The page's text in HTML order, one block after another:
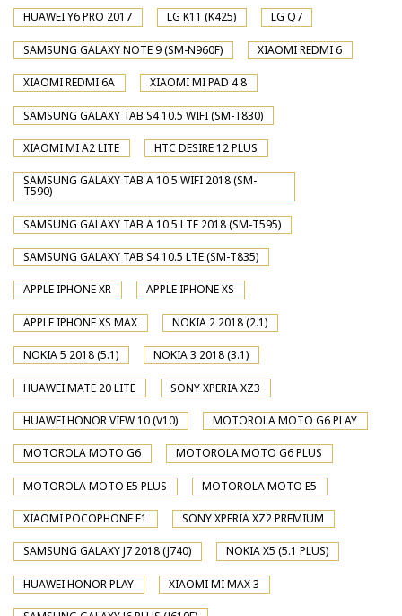
HUAWEI Y6 PRO 2017 LG K11 (K425) LG Q7
SAMSUNG GALAXY NOTE 9 (SM-N960F) XIAOMI REDMI 6
XIAOMI REDMI 6A XIAOMI MI PAD 4 8
SAMSUNG GALAXY TAB S4 10.5 WIFI (SM-T830)
XIAOMI MI A2 LITE HTC DESIRE 12 PLUS
SAMSUNG GALAXY TAB A 10.5 WIFI 2018 (SM-
T590)
SAMSUNG GALAXY TAB A 10.5 LTE 2018 (SM-T595)
SAMSUNG GALAXY TAB S4 10.5 LTE (SM-T835)
APPLE IPHONE XR APPLE IPHONE XS
APPLE IPHONE XS MAX NOKIA 2 2018 (2.1)
NOKIA 5 2018 (5.1) NOKIA 3 2018 (3.1)
HUAWEI MATE 20 LITE SONY XPERIA XZ3
HUAWEI HONOR VIEW 10 (V10) MOTOROLA MOTO G6 PLAY
MOTOROLA MOTO G6 MOTOROLA MOTO G6 PLUS
MOTOROLA MOTO E5 PLUS MOTOROLA MOTO E5
XIAOMI POCOPHONE F1 SONY XPERIA XZ2 PREMIUM
SAMSUNG GALAXY J7 2018 (J740) NOKIA X5 (5.1 PLUS)
HUAWEI HONOR PLAY XIAOMI MI MAX 3